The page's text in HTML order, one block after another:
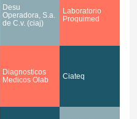
Desu
Operadora, S.a.
de C.v. (ciaj)
Laboratorio
Proquimed
Diagnosticos
Medicos Olab
Ciateq